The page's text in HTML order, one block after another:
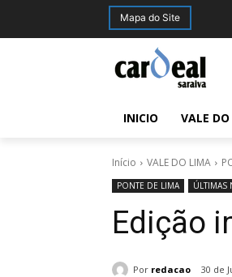
Mapa do Site
INICIO VALE
Início VALE DO LIMA
PONTE DE LIMA ÚLTIMAS
Edição
Por redacao 30 de